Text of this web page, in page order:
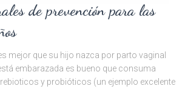
de prevención para las
mejor que su hijo nazca por parto vaginal
embarazada es bueno que consuma
y probióticos (un ejemplo excelente